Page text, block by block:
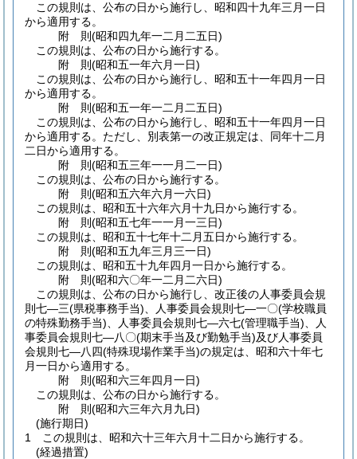
この規則は、公布の日から施行し、昭和四十九年三月一日
から適用する。
附 則(昭和四九年一二月二五日)
この規則は、公布の日から施行する。
附 則(昭和五一年六月一日)
この規則は、公布の日から施行し、昭和五十一年四月一日
から適用する。
附 則(昭和五一年一二月二五日)
この規則は、公布の日から施行し、昭和五十一年四月一日
から適用する。 ただし、別表第一の改正規定は、同年十二月
二日から適用する。
附 則(昭和五三年一一月二一日)
この規則は、公布の日から施行する。
附 則(昭和五六年六月一六日)
この規則は、昭和五十六年六月十九日から施行する。
附 則(昭和五七年一一月一三日)
この規則は、昭和五十七年十二月五日から施行する。
附 則(昭和五九年三月三一日)
この規則は、昭和五十九年四月一日から施行する。
附 則(昭和六〇年一二月二六日)
この規則は、公布の日から施行し、改正後の人事委員会規
則七―三(県税事務手当) 、人事委員会規則七―一〇(学校職員
の特殊勤務手当) 、人事委員会規則七―六七(管理職手当) 、人
事委員会規則七―八〇(期末手当及び勤勉手当)及び人事委員
会規則七―八四(特殊現場作業手当)の規定は、昭和六十年七
月一日から適用する。
附 則(昭和六三年四月一日)
この規則は、公布の日から施行する。
附 則(昭和六三年六月九日)
(施行期日)
1
この規則は、昭和六十三年六月十二日から施行する。
(経過措置)